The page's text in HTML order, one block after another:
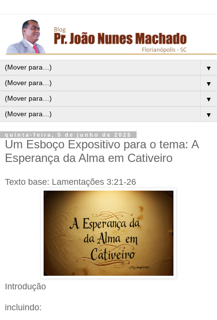
▼
▼
▼
▼
quinta-feira, 5 de junho de 2025
Um Esboço Expositivo para o tema: A
Esperança da Alma em Cativeiro
Texto base: Lamentações 3:21-26
Introdução
incluindo: